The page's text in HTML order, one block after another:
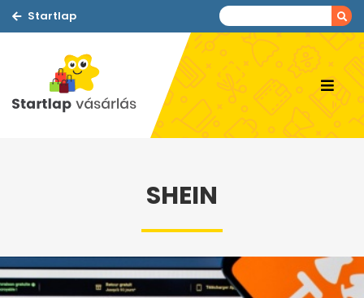
Startlap
SHEIN